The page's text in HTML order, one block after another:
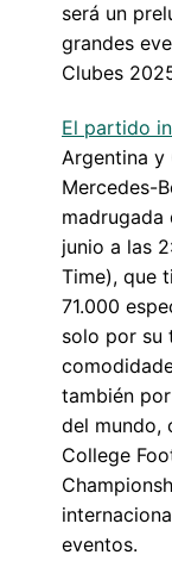
será un
grandes
Clubes
El partido
Argentina y
Mercedes-
madrugada
junio a las
Time), que
71.000
solo por su
también
del mundo,
College
eventos.